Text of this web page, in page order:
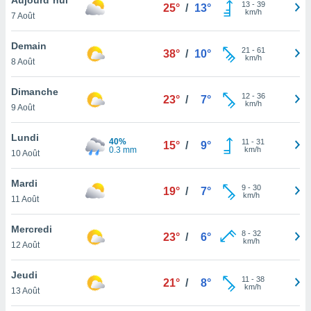
et
»,
au
vous
qu'ils
ou
le
ainsi
un
la
du
7 Août
25° / 13° 13- 39
km/h
Demain
8 Août
38° / 10° 21 - 61
km/h
Dimanche
9 Août
23° / 7° 12- 36
km/h
Lundi
10 Août
40%
0.3 mm
15° / 9° 11 - 31
km/h
Mardi
11 Août
19° / 7° 9- 30
km/h
Mercredi
12 Août
23° / 6° 8- 32
km/h
Jeudi
13 Août
21° / 8° 11 - 38
km/h